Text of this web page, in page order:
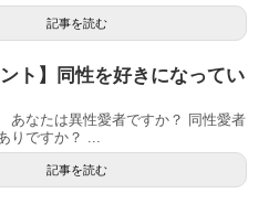
記事を読む
ント】同性を好きになってい
あなたは異性愛者ですか？ 同性愛者
りですか？ ...
記事を読む